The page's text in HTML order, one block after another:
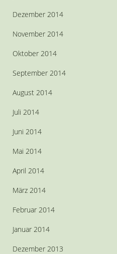
Dezember 2014
November 2014
Oktober 2014
September 2014
August 2014
Juli 2014
Juni 2014
Mai 2014
April 2014
März 2014
Februar 2014
Januar 2014
Dezember 2013